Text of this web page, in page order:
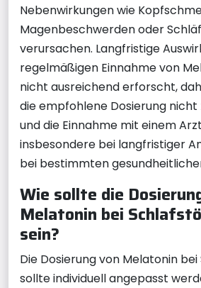
Nebenwirkungen wie
Magenbeschwerden oder
verursachen. Langfristige
regelmäßigen Einnahme von
nicht ausreichend erforscht,
die empfohlene Dosierung
und die Einnahme mit einem
insbesondere bei langfristiger
bei bestimmten
Wie sollte die
Melatonin bei
sein?
Die Dosierung von Melatonin
sollte individuell angepasst